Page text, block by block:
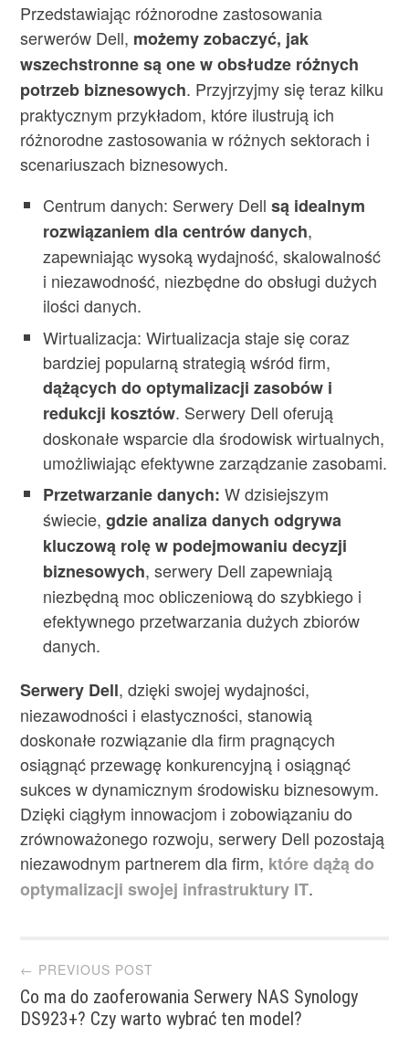
Przedstawiając różnorodne zastosowania
serwerów Dell, możemy zobaczyć, jak
wszechstronne są one w obsłudze różnych
potrzeb biznesowych. Przyjrzyjmy się teraz kilku
praktycznym przykładom, które ilustrują ich
różnorodne zastosowania w różnych sektorach i
scenariuszach biznesowych.
Centrum danych: Serwery Dellsą idealnym
rozwiązaniem dla centrów danych,
zapewniając wysoką wydajność, skalowalność
i niezawodność, niezbędne do obsługi dużych
ilości danych.
Wirtualizacja: Wirtualizacja staje się coraz
bardziej popularną strategią wśród firm,
dążących do optymalizacji zasobów i
redukcji kosztów. Serwery Dell oferują
doskonałe wsparcie dla środowisk wirtualnych,
umożliwiając efektywne zarządzanie zasobami.
Przetwarzanie danych: W dzisiejszym
świecie,gdzie analiza danych odgrywa
kluczową rolę w podejmowaniu decyzji
biznesowych, serwery Dell zapewniają
niezbędną moc obliczeniową do szybkiego i
efektywnego przetwarzania dużych zbiorów
danych.
Serwery Dell, dzięki swojej wydajności,
niezawodności i elastyczności, stanowią
doskonałe rozwiązanie dla firm pragnących
osiągnąć przewagę konkurencyjną i osiągnąć
sukces w dynamicznym środowisku biznesowym.
Dzięki ciągłym innowacjom i zobowiązaniu do
zrównoważonego rozwoju, serwery Dell pozostają
niezawodnym partnerem dla firm, które dążą do
optymalizacji swojej infrastruktury IT.
Post
navigation
← PREVIOUS POST
Co ma do zaoferowania Serwery NAS Synology
DS923+? Czy warto wybrać ten model?